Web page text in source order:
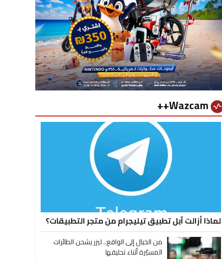
vital_signs
لماذا أزالت آبل تطبيق تيليجرام من متجر التطبيقات؟
من الخيال إلى الواقع.. ليزر يشحن الطائرات
المسيّرة أثناء تحليقها